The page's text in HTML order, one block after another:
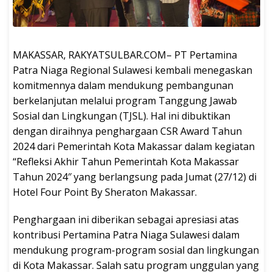
MAKASSAR, RAKYATSULBAR.COM– PT Pertamina
Patra Niaga Regional Sulawesi kembali menegaskan
komitmennya dalam mendukung pembangunan
berkelanjutan melalui program Tanggung Jawab
Sosial dan Lingkungan (TJSL). Hal ini dibuktikan
dengan diraihnya penghargaan CSR Award Tahun
2024 dari Pemerintah Kota Makassar dalam kegiatan
“Refleksi Akhir Tahun Pemerintah Kota Makassar
Tahun 2024″ yang berlangsung pada Jumat (27/12) di
Hotel Four Point By Sheraton Makassar.
Penghargaan ini diberikan sebagai apresiasi atas
kontribusi Pertamina Patra Niaga Sulawesi dalam
mendukung program-program sosial dan lingkungan
di Kota Makassar. Salah satu program unggulan yang